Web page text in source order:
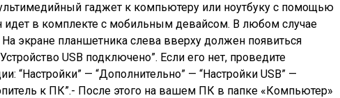
гаджет к компьютеру или ноутбуку с помощью
идет в комплекте с мобильным девайсом. В любом случае
экране планшетника слева вверху должен появиться
USB подключено”. Если его нет, проведите
“Настройки” — “Дополнительно” — “Настройки USB” —
к ПК”.- После этого на вашем ПК в папке «Компьютер»